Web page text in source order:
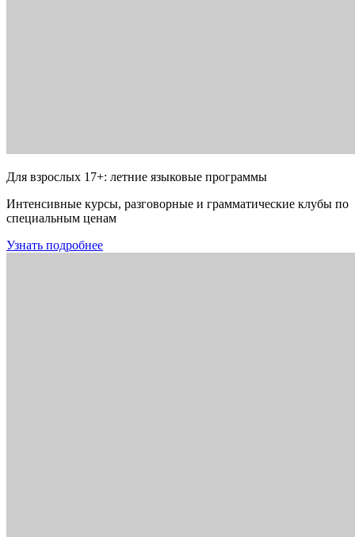
Для взрослых 17+: летние языковые программы
Интенсивные курсы, разговорные и грамматические клубы по
специальным ценам
Узнать подробнее